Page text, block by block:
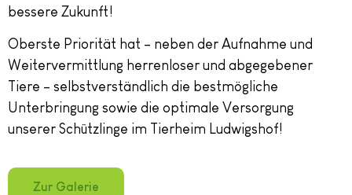
bessere Zukunft!
Oberste Priorität hat – neben der Aufnahme und
Weitervermittlung herrenloser und abgegebener
Tiere – selbstverständlich die bestmögliche
Unterbringung sowie die optimale Versorgung
unserer Schützlinge im Tierheim Ludwigshof!
Zur Galerie